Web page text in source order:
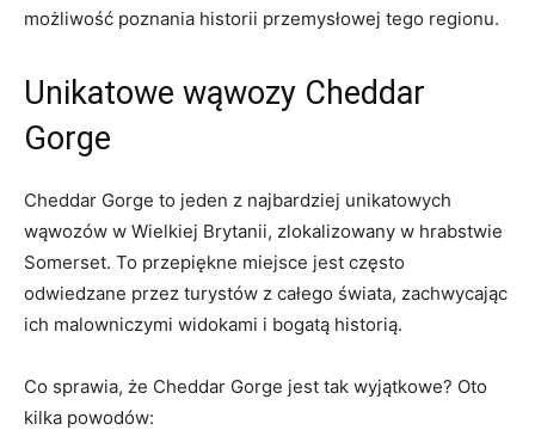
⁢możliwość poznania ⁢historii przemysłowej tego regionu.
Unikatowe ⁢wąwozy Cheddar
Gorge
Cheddar Gorge ⁣to jeden z najbardziej unikatowych
wąwozów w Wielkiej Brytanii, zlokalizowany w hrabstwie
Somerset. ⁢To przepiękne miejsce jest często
odwiedzane przez turystów‌ z całego świata, zachwycając
​ich malowniczymi widokami ⁤i bogatą historią.
Co ⁣sprawia, ⁤że Cheddar ⁤Gorge ⁤jest ‍tak ‍wyjątkowe? Oto
kilka powodów: